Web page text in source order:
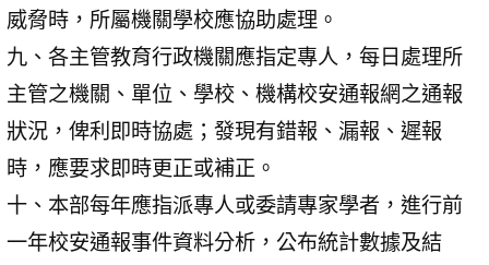
威脅時，所屬機關學校應協助處理。
九、各主管教育行政機關應指定專人，每日處理所
主管之機關、單位、學校、機構校安通報網之通報
狀況，俾利即時協處；發現有錯報、漏報、遲報
時，應要求即時更正或補正。
十、本部每年應指派專人或委請專家學者，進行前
一年校安通報事件資料分析，公布統計數據及結